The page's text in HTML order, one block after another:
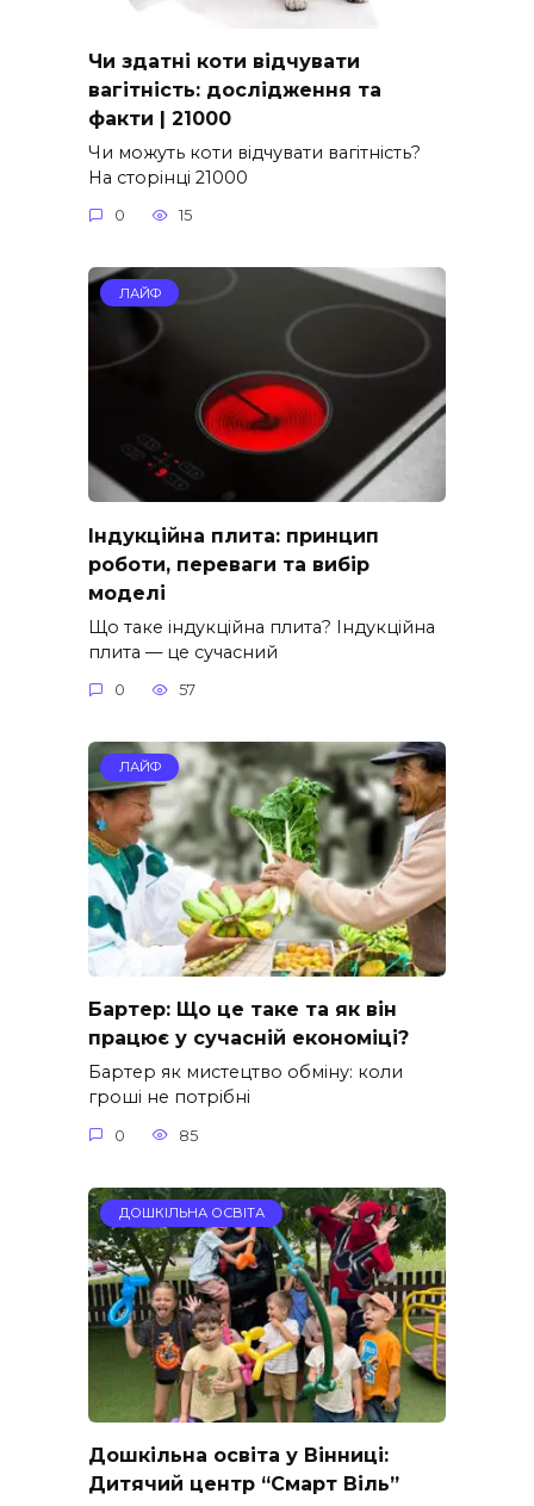
Чи здатні коти відчувати
вагітність: дослідження та
факти | 21000
Чи можуть коти відчувати вагітність?
На сторінці 21000
0 15
ЛАЙФ
Індукційна плита: принцип
роботи, переваги та вибір
моделі
Що таке індукційна плита? Індукційна
плита — це сучасний
0 57
ЛАЙФ
Бартер: Що це таке та як він
працює у сучасній економіці?
Бартер як мистецтво обміну: коли
гроші не потрібні
0 85
ДОШКІЛЬНА ОСВІТА
Дошкільна освіта у Вінниці:
Дитячий центр “Смарт Віль”